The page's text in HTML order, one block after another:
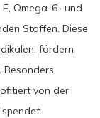
Omega-6- und
Stoffen. Diese
fördern
Besonders
von der